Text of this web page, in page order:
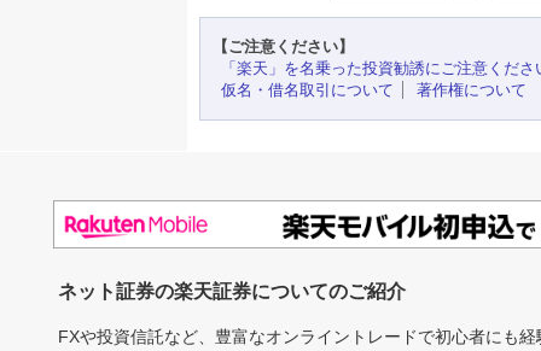
【ご注意ください】
「楽天」を名乗った投資勧誘にご注意くださ
仮名・借名取引について
著作権について
ネット証券の楽天証券についてのご紹介
FXや投資信託など、豊富なオンライントレードで初心者にも